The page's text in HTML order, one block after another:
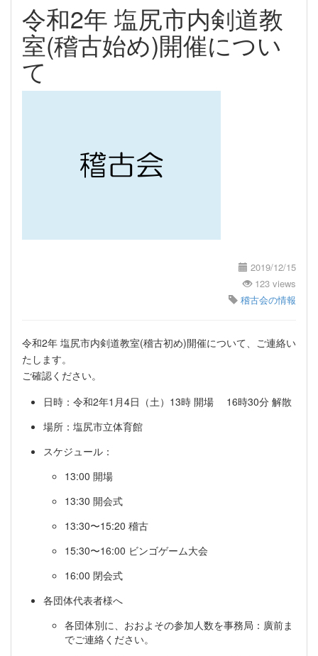
令和2年 塩尻市内剣道教
室(稽古始め)開催につい
て
2019/12/15
123 views
稽古会の情報
令和2年 塩尻市内剣道教室(稽古初め)開催について、ご連絡い
たします。
ご確認ください。
日時：令和2年1月4日（土）13時 開場 16時30分 解散
場所：塩尻市立体育館
スケジュール：
13:00 開場
13:30 開会式
13:30〜15:20 稽古
15:30〜16:00 ビンゴゲーム大会
16:00 閉会式
各団体代表者様へ
各団体別に、おおよその参加人数を事務局：廣前ま
でご連絡ください。